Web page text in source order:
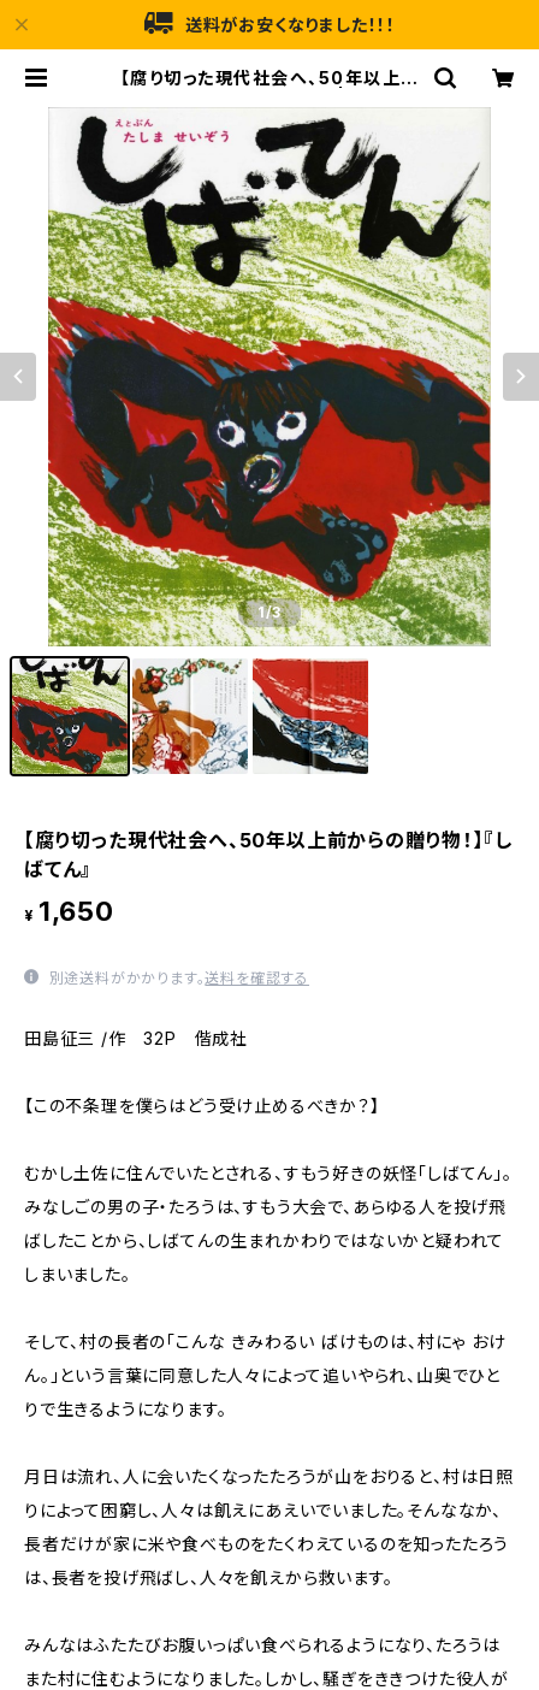
送料がお安くなりました！！！
【腐り切った現代社会へ、50年以上前
1/3
【腐り切った現代社会へ、50年以上前からの贈り物！】『し
ばてん』
¥ 1,650
別途送料がかかります。送料を確認する
田島征三 /作 32P 偕成社
【この不条理を僕らはどう受け止めるべきか？】
むかし土佐に住んでいたとされる、すもう好きの妖怪「しばてん」。
みなしごの男の子・たろうは、すもう大会で、あらゆる人を投げ飛
ばしたことから、しばてんの生まれかわりではないかと疑われて
しまいました。
そして、村の長者の「こんな きみわるい ばけものは、村にゃ おけ
ん。」という言葉に同意した人々によって追いやられ、山奥でひと
りで生きるようになります。
月日は流れ、人に会いたくなったたろうが山をおりると、村は日照
りによって困窮し、人々は飢えにあえいでいました。そんななか、
長者だけが家に米や食べものをたくわえているのを知ったたろう
は、長者を投げ飛ばし、人々を飢えから救います。
みんなはふたたびお腹いっぱい食べられるようになり、たろうは
また村に住むようになりました。しかし、騒ぎをききつけた役人が